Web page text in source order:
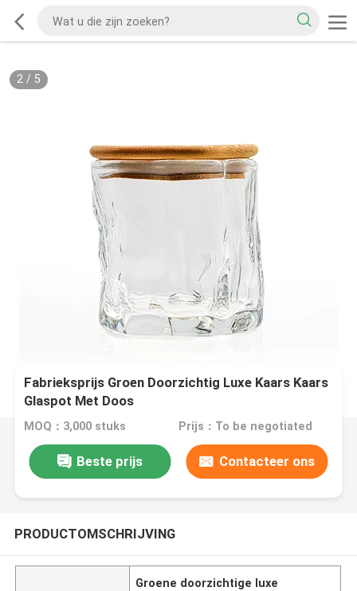
2/ 5
Fabrieksprijs Groen Doorzichtig Luxe Kaars Kaars
Glaspot Met Doos
MOQ：3,000 stuks Prijs：To be negotiated
Beste prijs Contacteer ons
PRODUCTOMSCHRIJVING
Groene doorzichtige luxe